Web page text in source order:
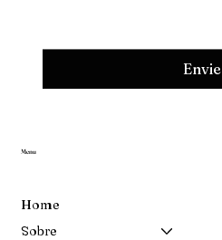
Menu
Home
Sobre
Envie